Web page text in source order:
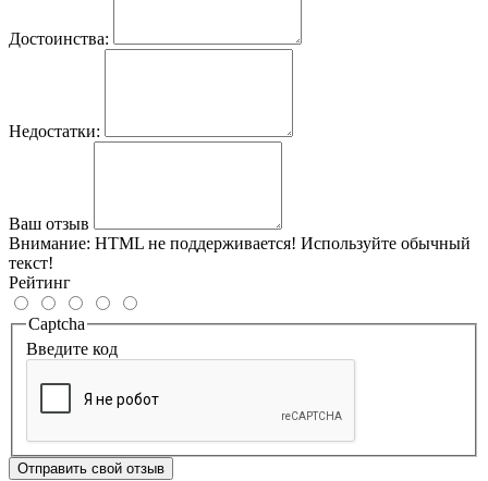
Достоинства:
Недостатки:
Ваш отзыв
Внимание: HTML не поддерживается! Используйте обычный
текст!
Рейтинг
Captcha
Введите код
Отправить свой отзыв